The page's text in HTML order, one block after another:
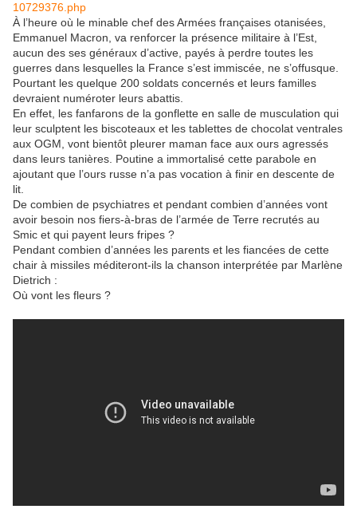
10729376.php
À l’heure où le minable chef des Armées françaises otanisées,
Emmanuel Macron, va renforcer la présence militaire à l’Est,
aucun des ses généraux d’active, payés à perdre toutes les
guerres dans lesquelles la France s’est immiscée, ne s’offusque.
Pourtant les quelque 200 soldats concernés et leurs familles
devraient numéroter leurs abattis.
En effet, les fanfarons de la gonflette en salle de musculation qui
leur sculptent les biscoteaux et les tablettes de chocolat ventrales
aux OGM, vont bientôt pleurer maman face aux ours agressés
dans leurs tanières. Poutine a immortalisé cette parabole en
ajoutant que l’ours russe n’a pas vocation à finir en descente de
lit.
De combien de psychiatres et pendant combien d’années vont
avoir besoin nos fiers-à-bras de l’armée de Terre recrutés au
Smic et qui payent leurs fripes ?
Pendant combien d’années les parents et les fiancées de cette
chair à missiles méditeront-ils la chanson interprétée par Marlène
Dietrich :
Où vont les fleurs ?